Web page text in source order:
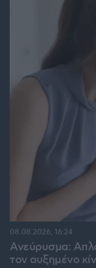
Ανεύρυσμα:
τον αυξημένο
08.08.2026, 16:24